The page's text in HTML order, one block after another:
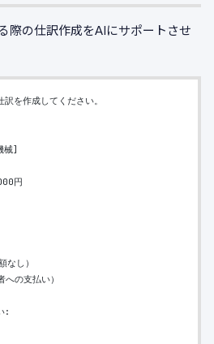
際の仕訳作成をAIにサポートさせ
を作成してください。
械]
円
し）
の支払い）
: